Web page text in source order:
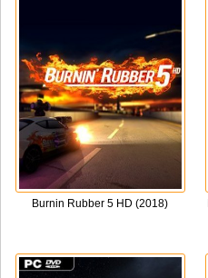
Burnin Rubber 5 HD (2018)